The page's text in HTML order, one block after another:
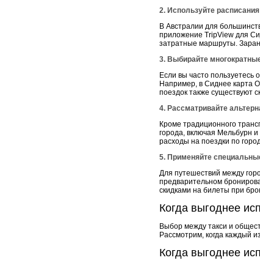
2. Используйте
В Австралии для
приложение TripView для
затратные маршруты.
3. Выбирайте
Если вы часто
Например, в Сиднее карта
поездок также существуют
4. Рассматривайте
Кроме традиционного
города, включая Мельбурн
расходы на поездки по
5. Применяйте
Для путешествий между
предварительном
скидками на билеты при
Когда выгоднее
Выбор между такси и
Рассмотрим, когда каждый
Когда выгоднее